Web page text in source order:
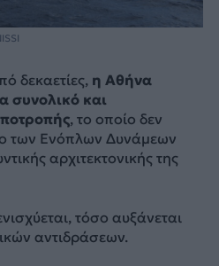
δεκαετίες,η Αθήνα
συνολικό και
, το οποίο δεν
των Ενόπλων Δυνάμεων
αρχιτεκτονικής της
τόσο αυξάνεται
αντιδράσεων.